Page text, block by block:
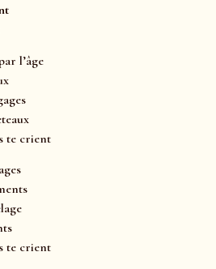
l’âge
te crient
te crient